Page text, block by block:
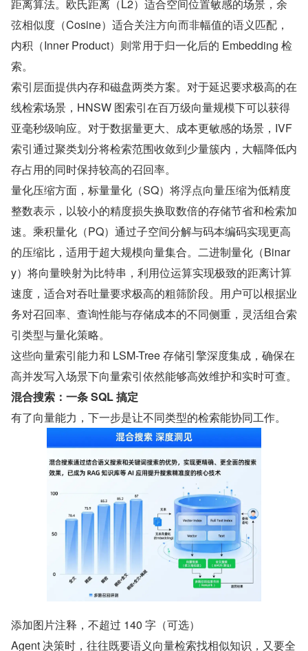
距离算法。欧氏距离（L2）适合空间位置敏感的场景，余
弦相似度（Cosine）适合关注方向而非幅值的语义匹配，
内积（Inner Product）则常用于归一化后的 Embedding 检
索。
索引层面提供内存和磁盘两类方案。对于延迟要求极高的在
线检索场景，HNSW 图索引在百万级向量规模下可以获得
亚毫秒级响应。对于数据量更大、成本更敏感的场景，IVF
索引通过聚类划分将检索范围收敛到少量簇内，大幅降低内
存占用的同时保持较高的召回率。
量化压缩方面，标量量化（SQ）将浮点向量压缩为低精度
整数表示，以较小的精度损失换取数倍的存储节省和检索加
速。乘积量化（PQ）通过子空间分解与码本编码实现更高
的压缩比，适用于超大规模向量集合。二进制量化（Binar
y）将向量映射为比特串，利用位运算实现极致的距离计算
速度，适合对吞吐量要求极高的粗筛阶段。用户可以根据业
务对召回率、查询性能与存储成本的不同侧重，灵活组合索
引类型与量化策略。
这些向量索引能力和 LSM-Tree 存储引擎深度集成，确保在
高并发写入场景下向量索引依然能够高效维护和实时可查。
混合搜索：一条 SQL 搞定
有了向量能力，下一步是让不同类型的检索能协同工作。
添加图片注释，不超过 140 字（可选）
Agent 决策时，往往既要语义向量检索找相似知识，又要全